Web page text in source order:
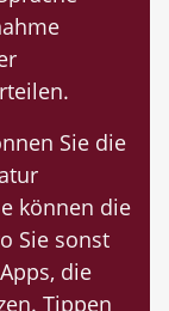
Sie die
können die
Sie sonst
die
Tippen